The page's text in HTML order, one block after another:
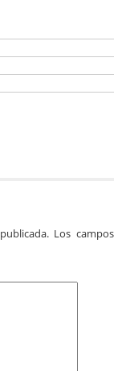
Los campos